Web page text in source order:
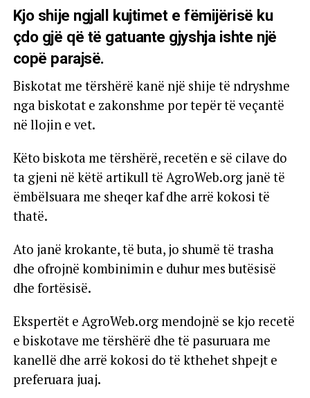
Kjo shije ngjall kujtimet e fëmijërisë ku
çdo gjë që të gatuante gjyshja ishte një
copë parajsë.
Biskotat me tërshërë kanë një shije të ndryshme
nga biskotat e zakonshme por tepër të veçantë
në llojin e vet.
Këto biskota me tërshërë, recetën e së cilave do
ta gjeni në këtë artikull të AgroWeb.org janë të
ëmbëlsuara me sheqer kaf dhe arrë kokosi të
thatë.
Ato janë krokante, të buta, jo shumë të trasha
dhe ofrojnë kombinimin e duhur mes butësisë
dhe fortësisë.
Ekspertët e AgroWeb.org mendojnë se kjo recetë
e biskotave me tërshërë dhe të pasuruara me
kanellë dhe arrë kokosi do të kthehet shpejt e
preferuara juaj.